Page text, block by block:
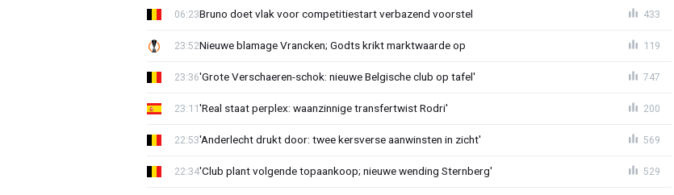
Bruno doet vlak voor competitiestart verbazend voorstel
06:23 433
Nieuwe blamage Vrancken; Godts krikt marktwaarde op
23:52 119
'Grote Verschaeren-schok: nieuwe Belgische club op tafel'
23:36 747
'Real staat perplex: waanzinnige transfertwist Rodri'
23:11 200
'Anderlecht drukt door: twee kersverse aanwinsten in zicht'
22:53 569
'Club plant volgende topaankoop; nieuwe wending Sternberg'
22:34 529